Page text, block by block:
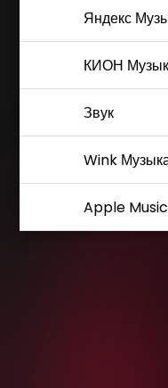
Яндекс
КИОН
Звук
Wink
Apple Music